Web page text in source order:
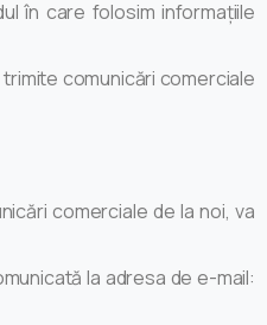
în care folosim informațiile
comunicări comerciale
comerciale de la noi, va
la adresa de e-mail: